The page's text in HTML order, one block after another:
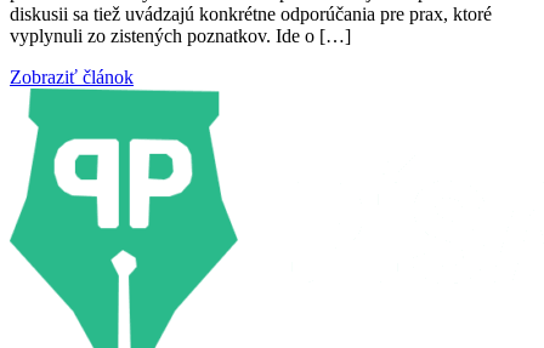
diskusii sa tiež uvádzajú konkrétne odporúčania pre prax, ktoré
vyplynuli zo zistených poznatkov. Ide o […]
Zobraziť článok